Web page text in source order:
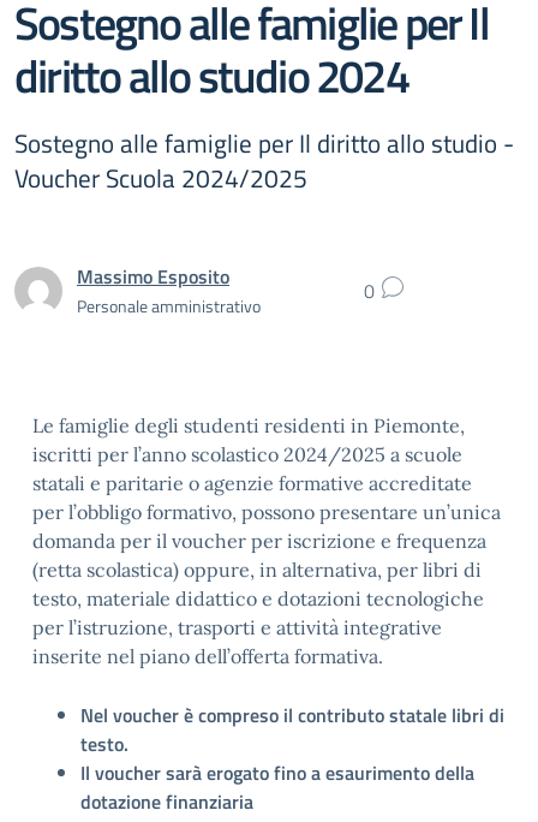
Sostegno alle famiglie per Il
diritto allo studio 2024
Sostegno alle famiglie per Il diritto allo studio -
Voucher Scuola 2024/2025
Massimo Esposito
Personale amministrativo 0
Le famiglie degli studenti residenti in Piemonte,
iscritti per l’anno scolastico 2024/2025 a scuole
statali e paritarie o agenzie formative accreditate
per l’obbligo formativo, possono presentare un’unica
domanda per il voucher per iscrizione e frequenza
(retta scolastica) oppure, in alternativa, per libri di
testo, materiale didattico e dotazioni tecnologiche
per l’istruzione, trasporti e attività integrative
inserite nel piano dell’offerta formativa.
Nel voucher è compreso il contributo statale libri di
testo.
Il voucher sarà erogato fino a esaurimento della
dotazione finanziaria